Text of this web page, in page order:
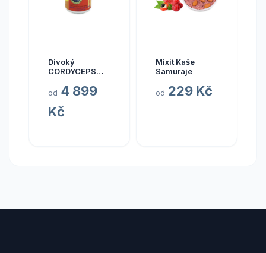
Divoký
CORDYCEPS
30 kapslí
od 4 899
Kč
Mixit Kaše
Samuraje
od 229 Kč